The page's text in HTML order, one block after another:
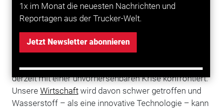
1x im Monat die neuesten Nachrichten und
Reportagen aus der Trucker-Welt.
Jetzt Newsletter abonnieren
Entsorgungsfahrzeugen und Schwerlast-Lkw in
Europa.
Mit Blick auf Wasserstoff und die derzeitige Covid-19-
Pandemie sagt Jorgo Chatzimarkakis,
Generalsekretär von Hydrogen Europe: „Europa ist
derzeit mit einer unvorhersehbaren Krise konfrontiert.
Unsere Wirtschaftwird davon schwer getroffen und
Wasserstoff – als eine innovative Technologie – kann